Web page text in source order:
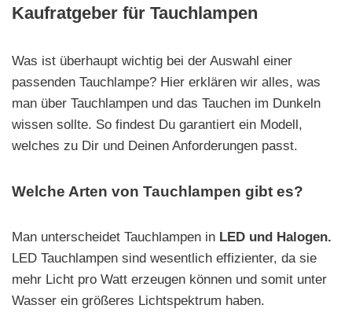
Kaufratgeber für Tauchlampen
Was ist überhaupt wichtig bei der Auswahl einer
passenden Tauchlampe? Hier erklären wir alles, was
man über Tauchlampen und das Tauchen im Dunkeln
wissen sollte. So findest Du garantiert ein Modell,
welches zu Dir und Deinen Anforderungen passt.
Welche Arten von Tauchlampen gibt es?
Man unterscheidet Tauchlampen in LED und Halogen.
LED Tauchlampen sind wesentlich effizienter, da sie
mehr Licht pro Watt erzeugen können und somit unter
Wasser ein größeres Lichtspektrum haben.